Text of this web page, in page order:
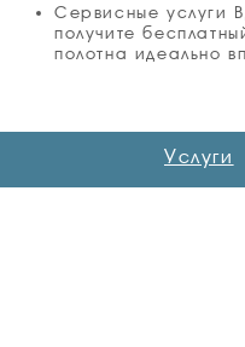
Сервисные услуги
получите
полотна идеально
Услуги